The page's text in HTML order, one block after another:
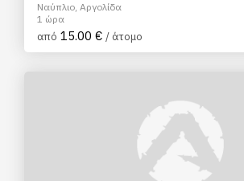
Ναύπλιο, Αργολίδα
1 ώρα
από 15.00 € / άτομο